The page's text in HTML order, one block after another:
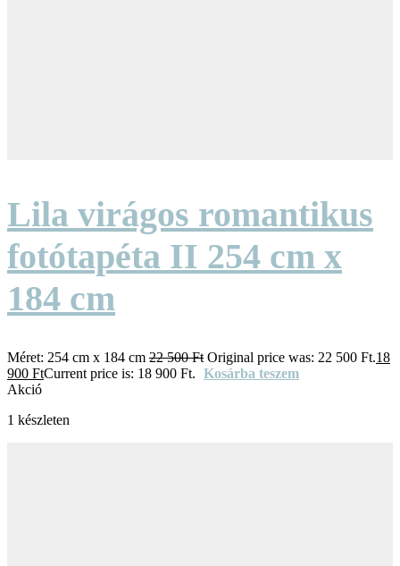
Lila virágos romantikus
fotótapéta II 254 cm x
184 cm
Méret: 254 cm x 184 cm 22 500Ft Original price was: 22 500 Ft.18
900 FtCurrent price is: 18 900 Ft. Kosárba teszem
Akció
1 készleten